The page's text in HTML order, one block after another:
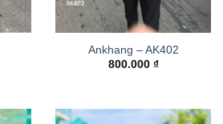
Ankhang – AK402
800.000 ₫